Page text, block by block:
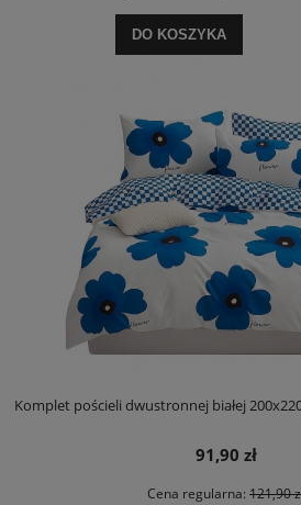
DO KOSZYKA
Komplet pościeli dwustronnej białej
91,90 zł
Cena regularna: 121,90